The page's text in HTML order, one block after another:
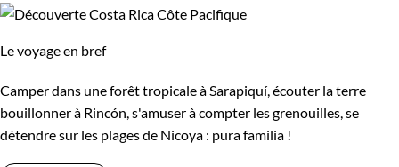
Le voyage en bref
Camper dans une forêt tropicale à Sarapiquí, écouter la terre
bouillonner à Rincón, s'amuser à compter les grenouilles, se
détendre sur les plages de Nicoya : pura familia !